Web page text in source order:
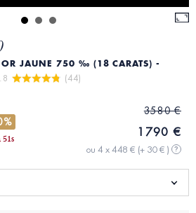
OR JAUNE 750 ‰ (18 CARATS) -
(44)
50s
3580 €
1790 €
ou 4 x 448 € (+ 30 € ) ?